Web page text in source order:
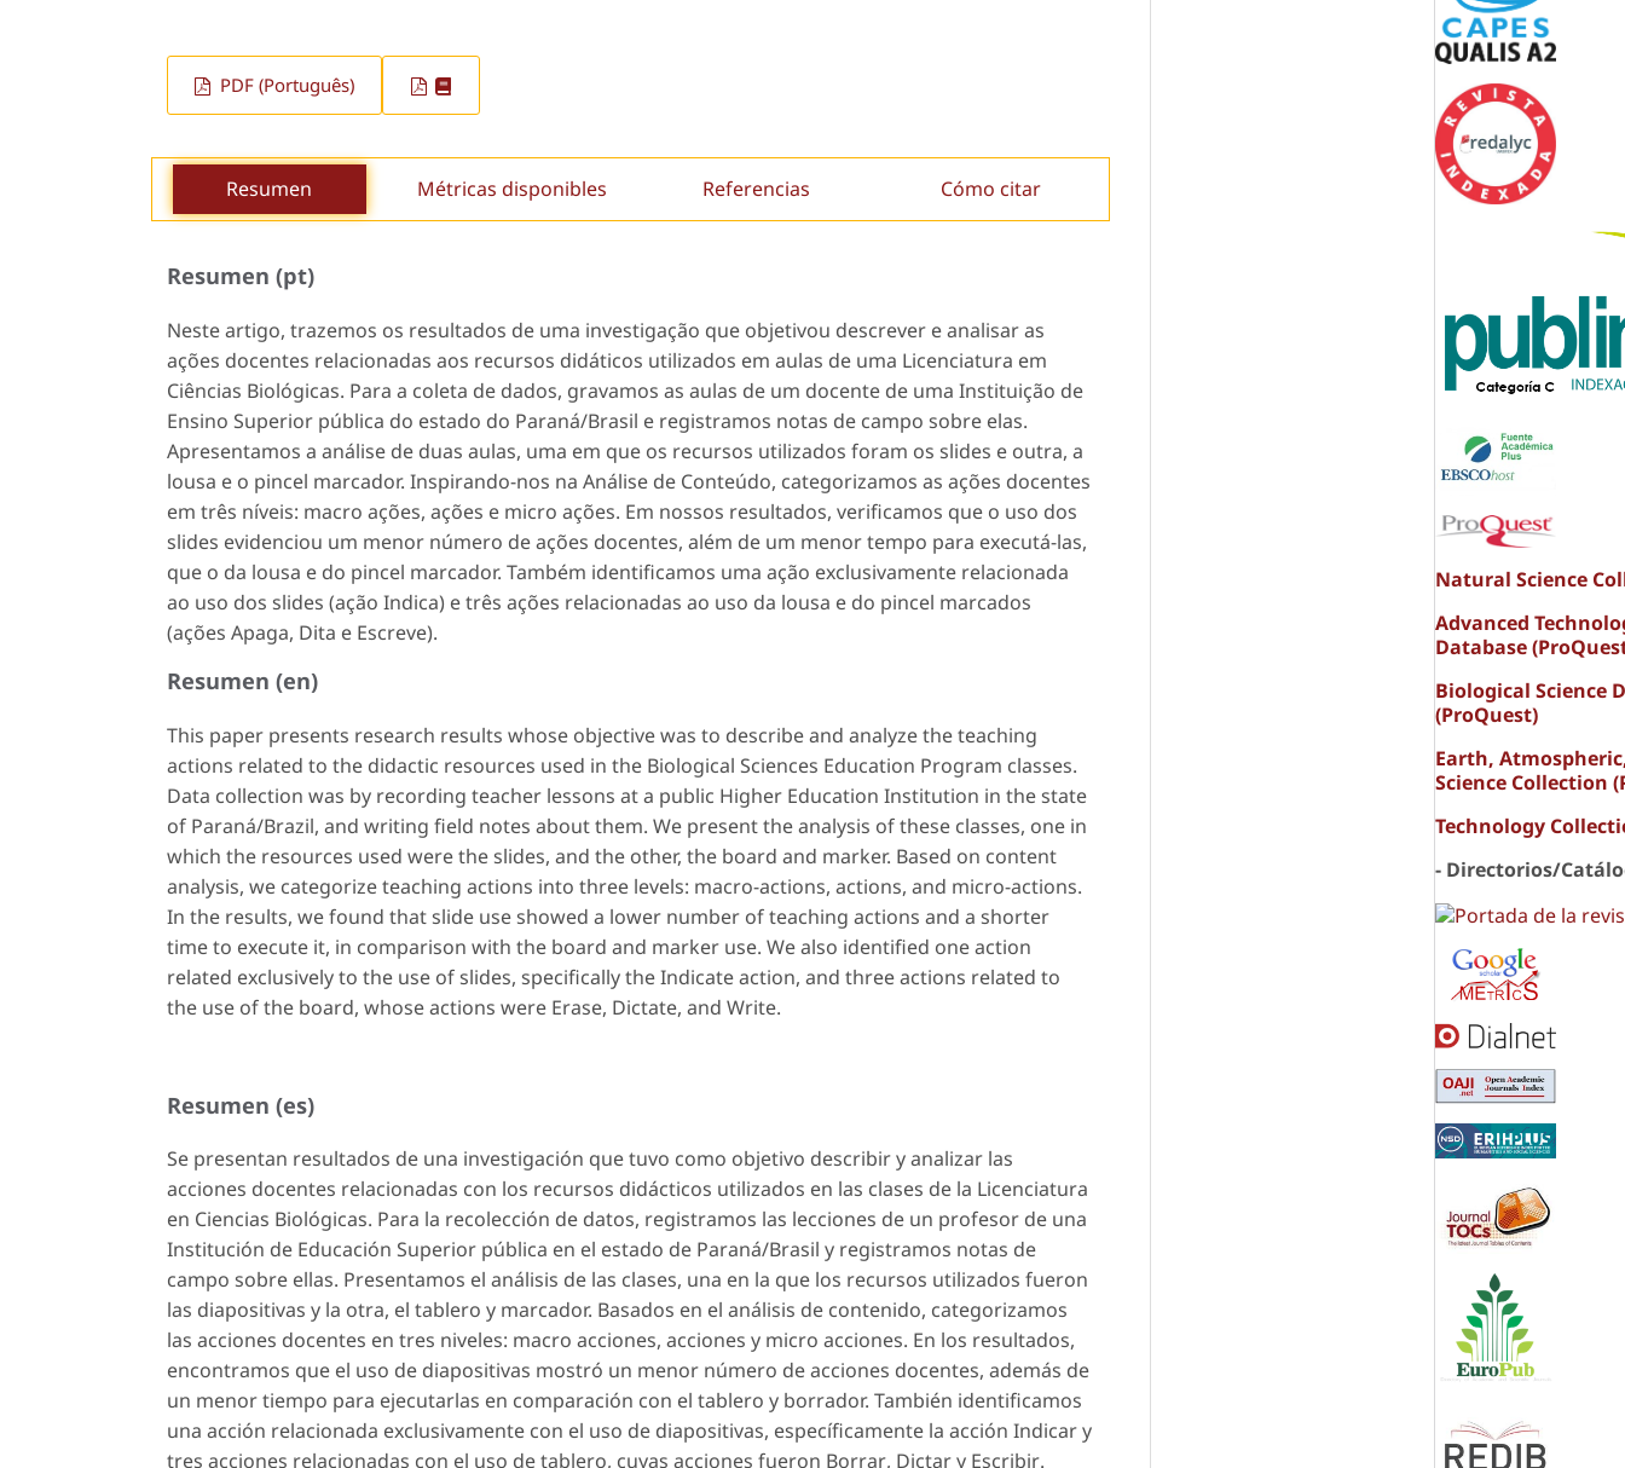
PDF (Português)
Resumen Métricas disponibles Referencias Cómo citar
Resumen (pt)
Neste artigo, trazemos os resultados de uma investigação que objetivou descrever e analisar as
ações docentes relacionadas aos recursos didáticos utilizados em aulas de uma Licenciatura em
Ciências Biológicas. Para a coleta de dados, gravamos as aulas de um docente de uma Instituição de
Ensino Superior pública do estado do Paraná/Brasil e registramos notas de campo sobre elas.
Apresentamos a análise de duas aulas, uma em que os recursos utilizados foram os slides e outra, a
lousa e o pincel marcador. Inspirando-nos na Análise de Conteúdo, categorizamos as ações docentes
em três níveis: macro ações, ações e micro ações. Em nossos resultados, verificamos que o uso dos
slides evidenciou um menor número de ações docentes, além de um menor tempo para executá-las,
que o da lousa e do pincel marcador. Também identificamos uma ação exclusivamente relacionada
ao uso dos slides (ação Indica) e três ações relacionadas ao uso da lousa e do pincel marcados
(ações Apaga, Dita e Escreve).
Resumen (en)
This paper presents research results whose objective was to describe and analyze the teaching
actions related to the didactic resources used in the Biological Sciences Education Program classes.
Data collection was by recording teacher lessons at a public Higher Education Institution in the state
of Paraná/Brazil, and writing field notes about them. We present the analysis of these classes, one in
which the resources used were the slides, and the other, the board and marker. Based on content
analysis, we categorize teaching actions into three levels: macro-actions, actions, and micro-actions.
In the results, we found that slide use showed a lower number of teaching actions and a shorter
time to execute it, in comparison with the board and marker use. We also identified one action
related exclusively to the use of slides, specifically theIndicateaction, and three actions related to
the use of the board, whose actions were Erase, Dictate, and Write.
Resumen (es)
Se presentan resultados de una investigación que tuvo como objetivo describir y analizar las
acciones docentes relacionadas con los recursos didácticos utilizados en las clases de la Licenciatura
en Ciencias Biológicas. Para la recolección de datos, registramos las lecciones de un profesor de una
Institución de Educación Superior pública en el estado de Paraná/Brasil y registramos notas de
campo sobre ellas. Presentamos el análisis de las clases, una en la que los recursos utilizados fueron
las diapositivas y la otra, el tablero y marcador. Basados en el análisis de contenido, categorizamos
las acciones docentes en tres niveles: macro acciones, acciones y micro acciones. En los resultados,
encontramos que el uso de diapositivas mostró un menor número de acciones docentes, además de
un menor tiempo para ejecutarlas en comparación con el tablero y borrador. También identificamos
una acción relacionada exclusivamente con el uso de diapositivas, específicamente la acción Indicary
tres acciones relacionadas con el uso de tablero, cuyas acciones fueron Borrar, Dictary Escribir.
Natural Science
Advanced
Database
Biological Science
(ProQuest)
Earth,
Science Collection
Technology
- Directorios/